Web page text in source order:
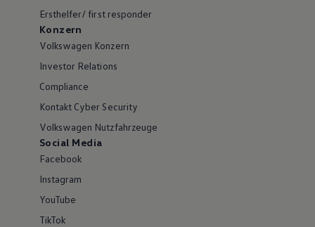
Ersthelfer/ first responder
Konzern
Volkswagen Konzern
Investor Relations
Compliance
Kontakt Cyber Security
Volkswagen Nutzfahrzeuge
Social Media
Facebook
Instagram
YouTube
TikTok